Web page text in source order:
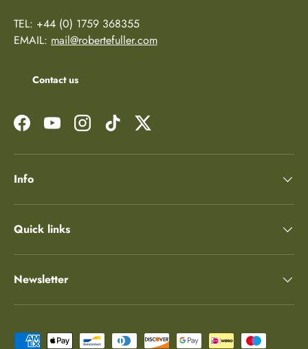
TEL: +44 (0) 1759 368355
EMAIL: mail@robertefuller.com
Contact us
FacebookYouTubeInstagramTikTok Twitter
Info
Quick links
Newsletter
Moyens de paiement acceptés